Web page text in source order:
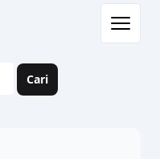
Cari